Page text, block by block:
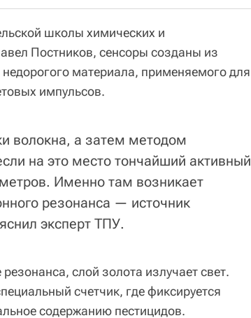
школы химических и
Постников, сенсоры созданы из
материала, применяемого для
импульсов.
волокна, а затем методом
на это место тончайший активный
Именно там возникает
резонанса — источник
эксперт ТПУ.
слой золота излучает свет.
счетчик, где фиксируется
содержанию пестицидов.